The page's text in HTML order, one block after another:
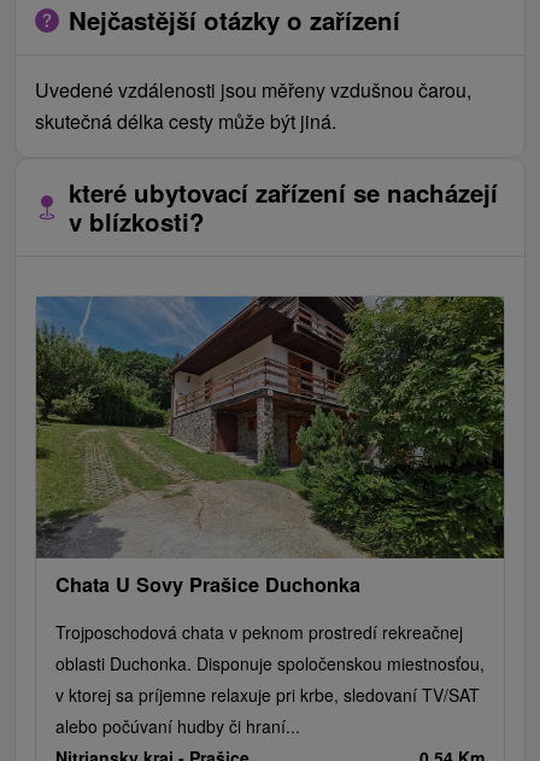
Nejčastější otázky o zařízení
Uvedené vzdálenosti jsou měřeny vzdušnou čarou,
skutečná délka cesty může být jiná.
které ubytovací zařízení se nacházejí
v blízkosti?
Chata U Sovy Prašice Duchonka
Trojposchodová chata v peknom prostredí rekreačnej
oblasti Duchonka. Disponuje spoločenskou miestnosťou,
v ktorej sa príjemne relaxuje pri krbe, sledovaní TV/SAT
alebo počúvaní hudby či hraní...